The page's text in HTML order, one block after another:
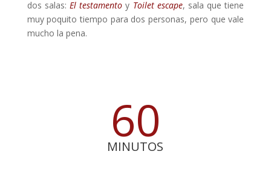
dos salas: El testamento y Toilet escape, sala que tiene
muy poquito tiempo para dos personas, pero que vale
mucho la pena.
60
MINUTOS